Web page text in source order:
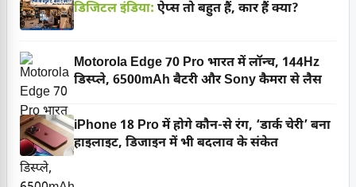
डिजिटल इंडिया: ऐप्स तो बहुत हैं, कार हैं क्या?
Motorola Edge 70 Pro भारत में लॉन्च, 144Hz
डिस्प्ले, 6500mAh बैटरी और Sony कैमरा से लैस
iPhone 18 Pro में होगे कौन-से रंग, ‘डार्क चेरी’ बना
हाइलाइट, डिजाइन में भी बदलाव के संकेत